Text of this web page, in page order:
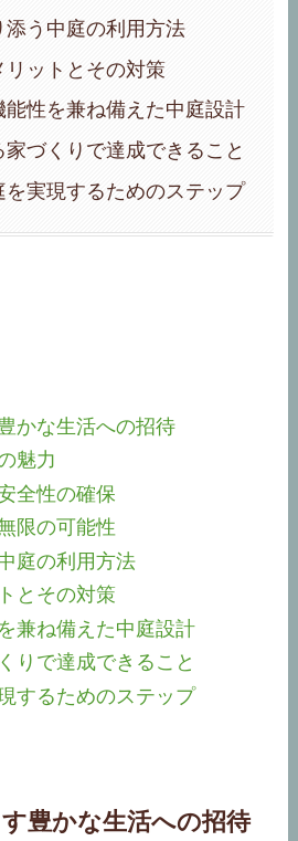
添う中庭の利用方法
リットとその対策
能性を兼ね備えた中庭設計
づくりで達成できること
を実現するためのステップ
かな生活への招待
魅力
全性の確保
限の可能性
庭の利用方法
とその対策
兼ね備えた中庭設計
りで達成できること
するためのステップ
豊かな生活への招待